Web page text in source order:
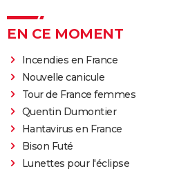
EN CE MOMENT
Incendies en France
Nouvelle canicule
Tour de France femmes
Quentin Dumontier
Hantavirus en France
Bison Futé
Lunettes pour l'éclipse